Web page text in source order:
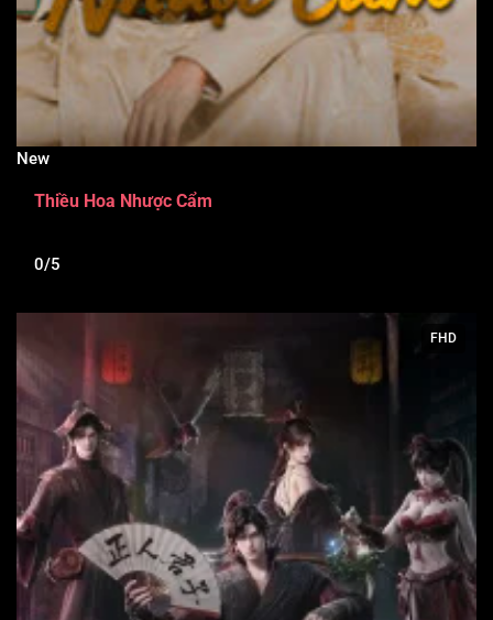
New
Thiều Hoa Nhược Cẩm
0/5
FHD